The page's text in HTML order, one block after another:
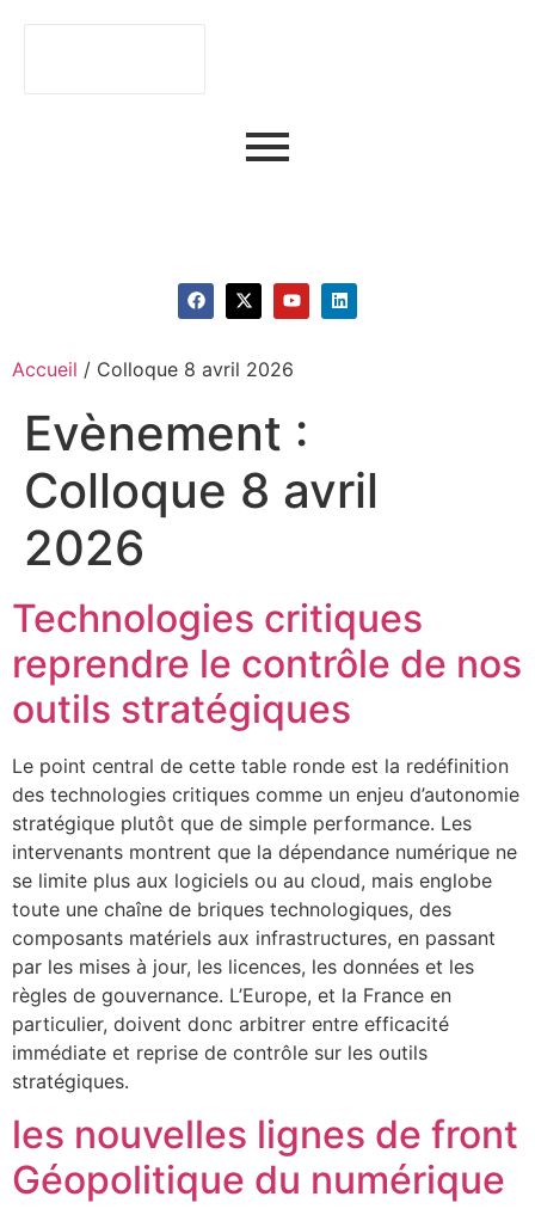
Accueil / Colloque 8 avril 2026
Evènement :
Colloque 8 avril
2026
Technologies critiques
reprendre le contrôle de nos
outils stratégiques
Le point central de cette table ronde est la redéfinition
des technologies critiques comme un enjeu d’autonomie
stratégique plutôt que de simple performance. Les
intervenants montrent que la dépendance numérique ne
se limite plus aux logiciels ou au cloud, mais englobe
toute une chaîne de briques technologiques, des
composants matériels aux infrastructures, en passant
par les mises à jour, les licences, les données et les
règles de gouvernance. L’Europe, et la France en
particulier, doivent donc arbitrer entre efficacité
immédiate et reprise de contrôle sur les outils
stratégiques.
les nouvelles lignes de front
Géopolitique du numérique